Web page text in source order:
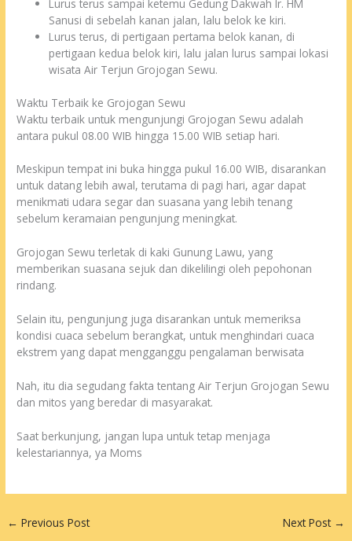
Lurus terus sampai ketemu Gedung Dakwah Ir. HM
Sanusi di sebelah kanan jalan, lalu belok ke kiri.
Lurus terus, di pertigaan pertama belok kanan, di
pertigaan kedua belok kiri, lalu jalan lurus sampai lokasi
wisata Air Terjun Grojogan Sewu.
Waktu Terbaik ke Grojogan Sewu
Waktu terbaik untuk mengunjungi Grojogan Sewu adalah
antara pukul 08.00 WIB hingga 15.00 WIB setiap hari.
Meskipun tempat ini buka hingga pukul 16.00 WIB, disarankan
untuk datang lebih awal, terutama di pagi hari, agar dapat
menikmati udara segar dan suasana yang lebih tenang
sebelum keramaian pengunjung meningkat.
Grojogan Sewu terletak di kaki Gunung Lawu, yang
memberikan suasana sejuk dan dikelilingi oleh pepohonan
rindang.
Selain itu, pengunjung juga disarankan untuk memeriksa
kondisi cuaca sebelum berangkat, untuk menghindari cuaca
ekstrem yang dapat mengganggu pengalaman berwisata
Nah, itu dia segudang fakta tentang Air Terjun Grojogan Sewu
dan mitos yang beredar di masyarakat.
Saat berkunjung, jangan lupa untuk tetap menjaga
kelestariannya, ya Moms
← Previous Post Next Post →